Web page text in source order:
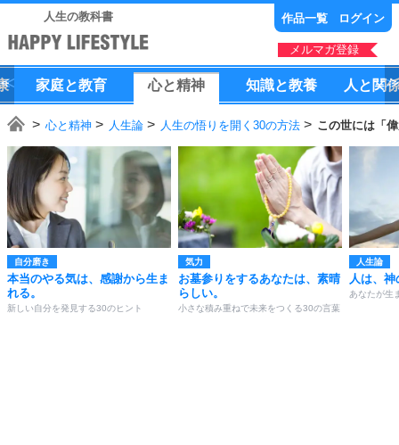
人生の教科書 作品一覧 ログイン
メルマガ登録
家庭と教育 心と精神 知識と教養 人 と 関
心と精神 人生論 人生の悟りを開く30の方法 この世には「
自分磨き
本当のやる気は、感謝から生ま
れる。
新しい自分を発見する30のヒント
気力
お墓参りをするあなたは、素晴
らしい。
小さな積み重ねで未来をつくる30の言葉
人生論
人は、神
あなたが生